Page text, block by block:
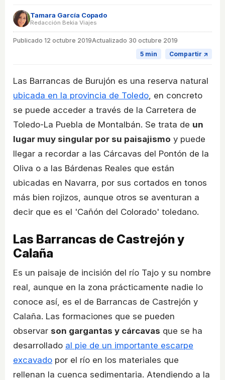
Tamara García Copado
Redacción Bekia Viajes
Publicado 12 octubre 2019Actualizado 30 octubre 2019
5 min
Compartir ↗
Las Barrancas de Burujón es una reserva natural
ubicada en la provincia de Toledo , en concreto
se puede acceder a través de la Carretera de
Toledo-La Puebla de Montalbán. Se trata de un
lugar muy singular por su paisajismo y puede
llegar a recordar a las Cárcavas del Pontón de la
Oliva o a las Bárdenas Reales que están
ubicadas en Navarra, por sus cortados en tonos
más bien rojizos, aunque otros se aventuran a
decir que es el 'Cañón del Colorado' toledano.
Las Barrancas de Castrejón y
Calaña
Es un paisaje de incisión del río Tajo y su nombre
real, aunque en la zona prácticamente nadie lo
conoce así, es el de Barrancas de Castrejón y
Calaña. Las formaciones que se pueden
observar son gargantas y cárcavas que se ha
desarrollado al pie de un importante escarpe
excavado por el río en los materiales que
rellenan la cuenca sedimentaria. Atendiendo a la